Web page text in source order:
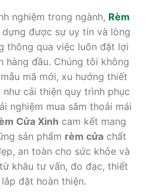
nghiệm trong ngành, Rèm
dựng được sự uy tín và lòng
thông qua việc luôn đặt lợi
hàng đầu. Chúng tôi không
mã mới, xu hướng thiết
như cải thiện quy trình phục
nghiệm mua sắm thoải mái
Cửa Xinh cam kết mang
sản phẩm rèm cửa chất
an toàn cho sức khỏe và
khâu tư vấn, đo đạc, thiết
đặt hoàn thiện.